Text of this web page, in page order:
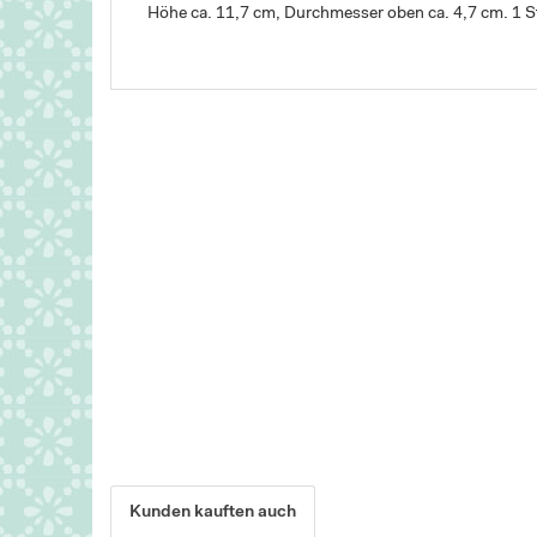
Höhe ca. 11,7 cm, Durchmesser oben ca. 4,7 cm. 1
Kunden kauften auch